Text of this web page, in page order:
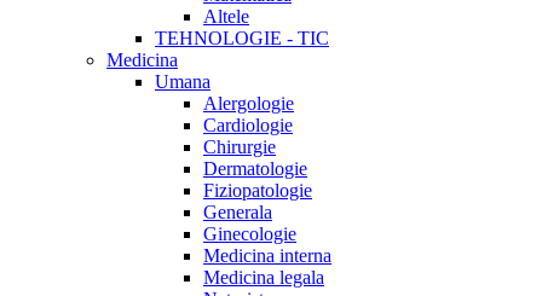
Altele
TEHNOLOGIE - TIC
Medicina
Umana
Alergologie
Cardiologie
Chirurgie
Dermatologie
Fiziopatologie
Generala
Ginecologie
Medicina interna
Medicina legala